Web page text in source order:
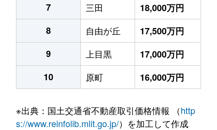
7
三田
18,000万円
8
自由が丘
17,500万円
9
上目黒
17,000万円
10
原町 16,000万円
※出典：国土交通省不動産取引価格情報 （http
s://www.reinfolib.mlit.go.jp/）を加工して作成